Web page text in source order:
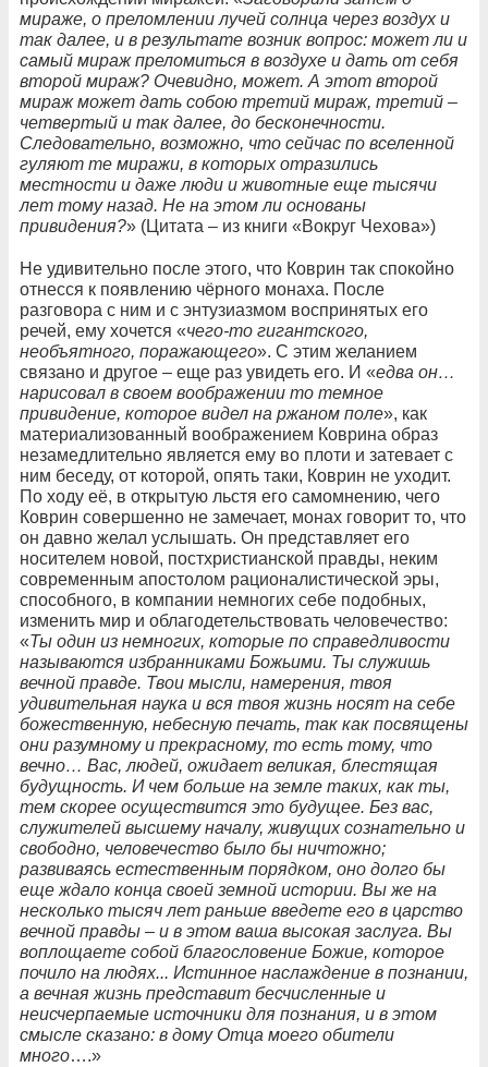
мираже, о преломлении лучей солнца через воздух и
так далее, и в результате возник вопрос: может ли и
самый мираж преломиться в воздухе и дать от себя
второй мираж? Очевидно, может. А этот второй
мираж может дать собою третий мираж, третий –
четвертый и так далее, до бесконечности.
Следовательно, возможно, что сейчас по вселенной
гуляют те миражи, в которых отразились
местности и даже люди и животные еще тысячи
лет тому назад. Не на этом ли основаны
привидения?» (Цитата – из книги «Вокруг Чехова»)
Не удивительно после этого, что Коврин так спокойно
отнесся к появлению чёрного монаха. После
разговора с ним и с энтузиазмом воспринятых его
речей, ему хочется «чего-то гигантского,
необъятного, поражающего». С этим желанием
связано и другое – еще раз увидеть его. И «едва он…
нарисовал в своем воображении то темное
привидение, которое видел на ржаном поле», как
материализованный воображением Коврина образ
незамедлительно является ему во плоти и затевает с
ним беседу, от которой, опять таки, Коврин не уходит.
По ходу её, в открытую льстя его самомнению, чего
Коврин совершенно не замечает, монах говорит то, что
он давно желал услышать. Он представляет его
носителем новой, постхристианской правды, неким
современным апостолом рационалистической эры,
способного, в компании немногих себе подобных,
изменить мир и облагодетельствовать человечество:
«Ты один из немногих, которые по справедливости
называются избранниками Божьими. Ты служишь
вечной правде. Твои мысли, намерения, твоя
удивительная наука и вся твоя жизнь носят на себе
божественную, небесную печать, так как посвящены
они разумному и прекрасному, то есть тому, что
вечно… Вас, людей, ожидает великая, блестящая
будущность. И чем больше на земле таких, как ты,
тем скорее осуществится это будущее. Без вас,
служителей высшему началу, живущих сознательно и
свободно, человечество было бы ничтожно;
развиваясь естественным порядком, оно долго бы
еще ждало конца своей земной истории. Вы же на
несколько тысяч лет раньше введете его в царство
вечной правды – и в этом ваша высокая заслуга. Вы
воплощаете собой благословение Божие, которое
почило на людях... Истинное наслаждение в познании,
а вечная жизнь представит бесчисленные и
неисчерпаемые источники для познания, и в этом
смысле сказано: в дому Отца моего обители
много….»